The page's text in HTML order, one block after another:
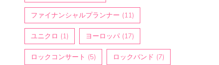
ファイナンシャルプランナー (11)
ユニクロ (1) ヨーロッパ (17)
ロックコンサート (5) ロックバンド (7)